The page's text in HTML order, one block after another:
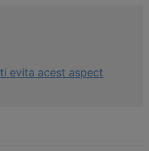
evita acest aspect